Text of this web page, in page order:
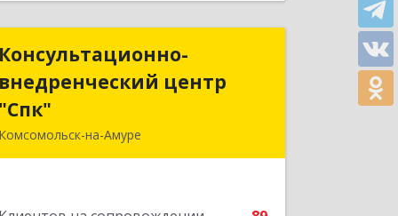
Консультационно-
внедренческий центр
"Спк"
Комсомольск-на-Амуре
Консультационно-
внедренческий центр